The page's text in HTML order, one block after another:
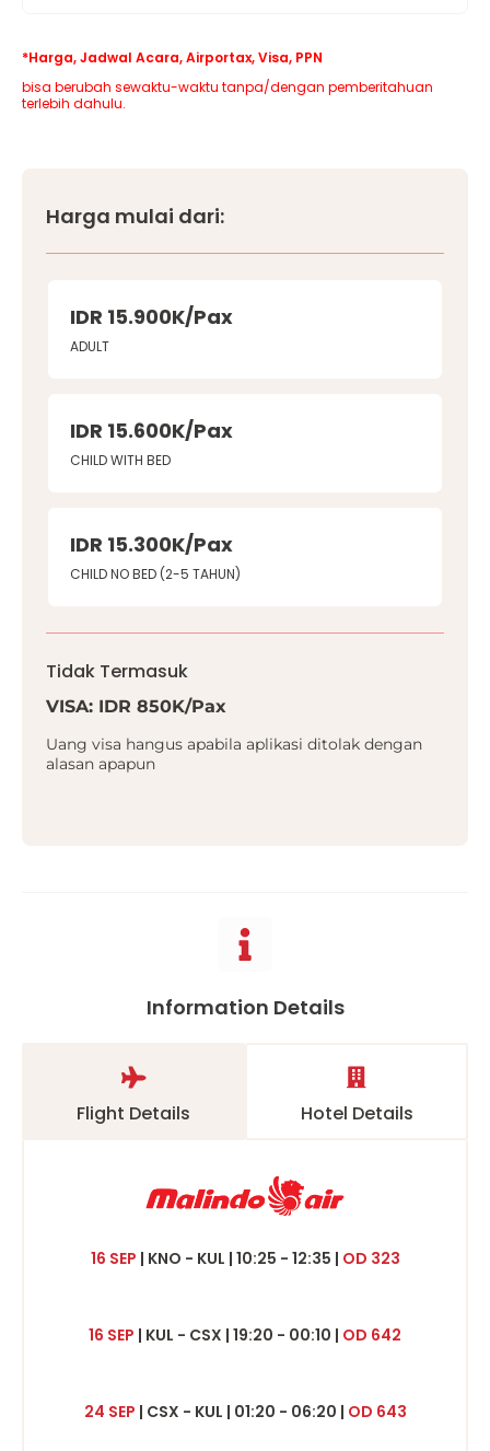
*Harga, Jadwal Acara, Airportax, Visa, PPN
bisa berubah sewaktu-waktu tanpa/dengan pemberitahuan
terlebih dahulu.
Harga mulai dari:
IDR 15.900K/Pax
ADULT
IDR 15.600K/Pax
CHILD WITH BED
IDR 15.300K/Pax
CHILD NO BED (2-5 TAHUN)
Tidak Termasuk
VISA: IDR 850K/Pax
Uang visa hangus apabila aplikasi ditolak dengan
alasan apapun
Information Details
Flight Details Hotel Details
16 SEP | KNO - KUL | 10:25 - 12:35 | OD 323
16 SEP | KUL - CSX | 19:20 - 00:10 | OD 642
24 SEP | CSX - KUL | 01:20 - 06:20 | OD 643